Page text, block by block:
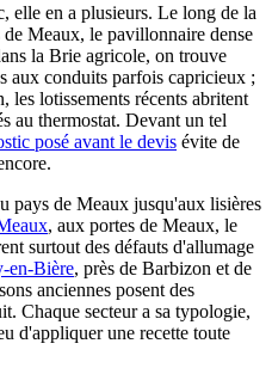
elle en a plusieurs. Le long de la
Meaux, le pavillonnaire dense
la Brie agricole, on trouve
aux conduits parfois capricieux ;
les lotissements récents abritent
au thermostat. Devant un tel
posé avant le devis évite de
pays de Meaux jusqu'aux lisières
, aux portes de Meaux, le
surtout des défauts d'allumage
en-Bière, près de Barbizon et de
anciennes posent des
Chaque secteur a sa typologie,
d'appliquer une recette toute